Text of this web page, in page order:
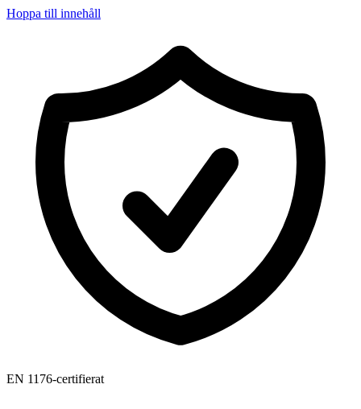
Hoppa till innehåll
EN 1176-certifierat